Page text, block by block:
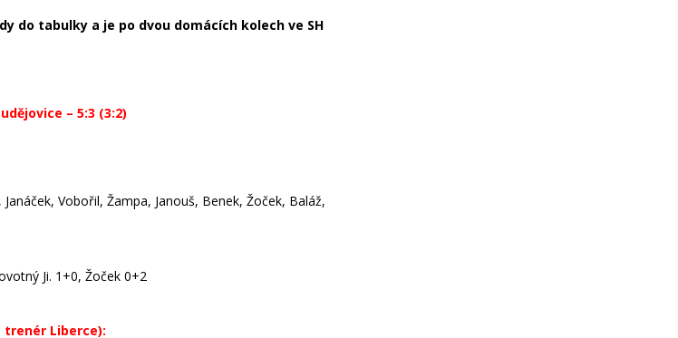
do tabulky a je po dvou domácích kolech ve SH
– 5:3 (3:2)
Vobořil, Žampa, Janouš, Benek, Žoček, Baláž,
Ji. 1+0, Žoček 0+2
trenér Liberce):